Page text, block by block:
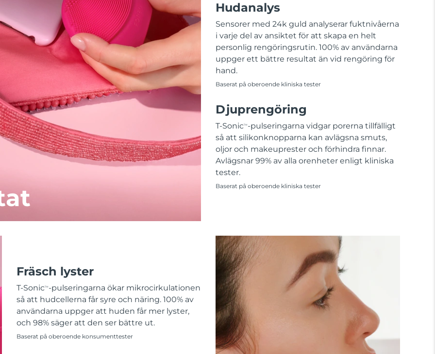
Hudanalys
Sensorer med 24k guld analyserar fuktnivåerna
i varje del av ansiktet för att skapa en helt
personlig rengöringsrutin. 100% av användarna
uppger ett bättre resultat än vid rengöring för
hand.
Baserat på oberoende kliniska tester
Djuprengöring
T-SonicTM -pulseringarna vidgar porerna tillfälligt
så att silikonknopparna kan avlägsna smuts,
oljor och makeuprester och förhindra finnar.
Avlägsnar 99% av alla orenheter enligt kliniska
tester.
Baserat på oberoende kliniska tester
Fräsch lyster
T-SonicTM -pulseringarna ökar mikrocirkulationen
så att hudcellerna får syre och näring. 100% av
användarna uppger att huden får mer lyster,
och 98% säger att den ser bättre ut.
Baserat på oberoende konsumenttester